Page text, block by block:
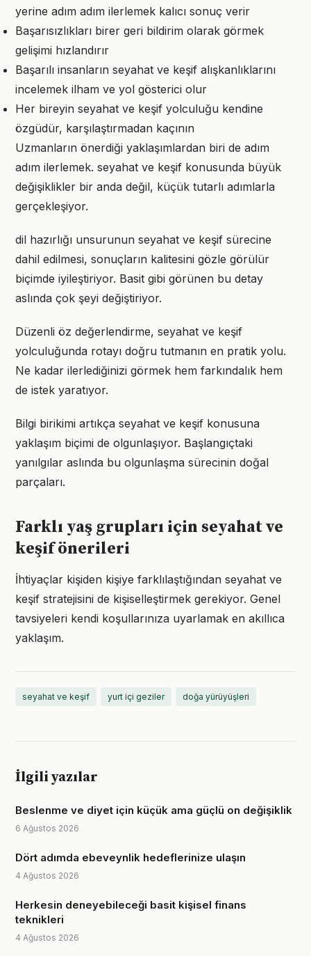
yerine adım adım ilerlemek kalıcı sonuç verir
Başarısızlıkları birer geri bildirim olarak görmek
gelişimi hızlandırır
Başarılı insanların seyahat ve keşif alışkanlıklarını
incelemek ilham ve yol gösterici olur
Her bireyin seyahat ve keşif yolculuğu kendine
özgüdür, karşılaştırmadan kaçının
Uzmanların önerdiği yaklaşımlardan biri de adım
adım ilerlemek. seyahat ve keşif konusunda büyük
değişiklikler bir anda değil, küçük tutarlı adımlarla
gerçekleşiyor.
dil hazırlığı unsurunun seyahat ve keşif sürecine
dahil edilmesi, sonuçların kalitesini gözle görülür
biçimde iyileştiriyor. Basit gibi görünen bu detay
aslında çok şeyi değiştiriyor.
Düzenli öz değerlendirme, seyahat ve keşif
yolculuğunda rotayı doğru tutmanın en pratik yolu.
Ne kadar ilerlediğinizi görmek hem farkındalık hem
de istek yaratıyor.
Bilgi birikimi artıkça seyahat ve keşif konusuna
yaklaşım biçimi de olgunlaşıyor. Başlangıçtaki
yanılgılar aslında bu olgunlaşma sürecinin doğal
parçaları.
Farklı yaş grupları için seyahat ve
keşif önerileri
İhtiyaçlar kişiden kişiye farklılaştığından seyahat ve
keşif stratejisini de kişiselleştirmek gerekiyor. Genel
tavsiyeleri kendi koşullarınıza uyarlamak en akıllıca
yaklaşım.
seyahat ve keşif yurt içi geziler doğa yürüyüşleri
İlgili yazılar
Beslenme ve diyet için küçük ama güçlü on değişiklik
6 Ağustos 2026
Dört adımda ebeveynlik hedeflerinize ulaşın
4 Ağustos 2026
Herkesin deneyebileceği basit kişisel finans
teknikleri
4 Ağustos 2026